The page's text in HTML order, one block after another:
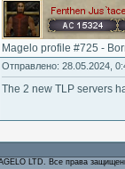
Magelo profile #725 -
Отправлено: 28.05.2024,
The 2 new TLP servers
LTD. Все права